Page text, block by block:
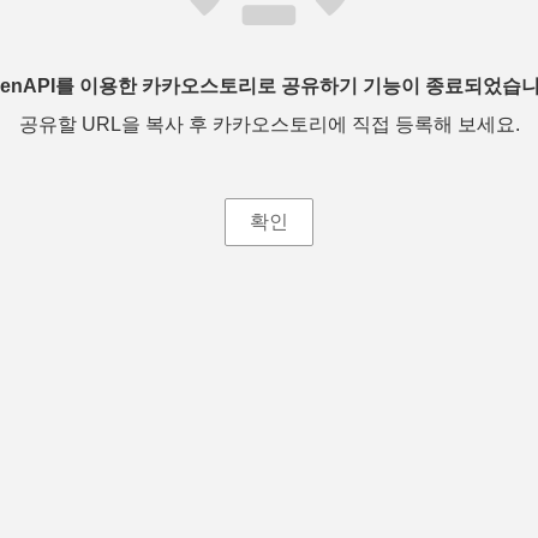
를 이용한 카카오스토리로 공유하기 기능이 종료되었습
공유할 URL을 복사 후 카카오스토리에 직접 등록해 보세요.
확인